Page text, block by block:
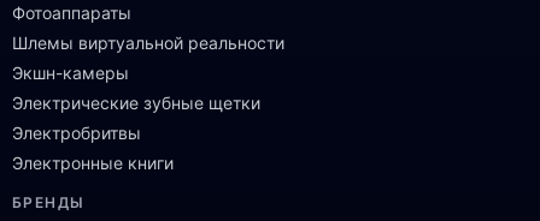
Фотоаппараты
Шлемы виртуальной реальности
Экшн-камеры
Электрические зубные щетки
Электробритвы
Электронные книги
БРЕНДЫ